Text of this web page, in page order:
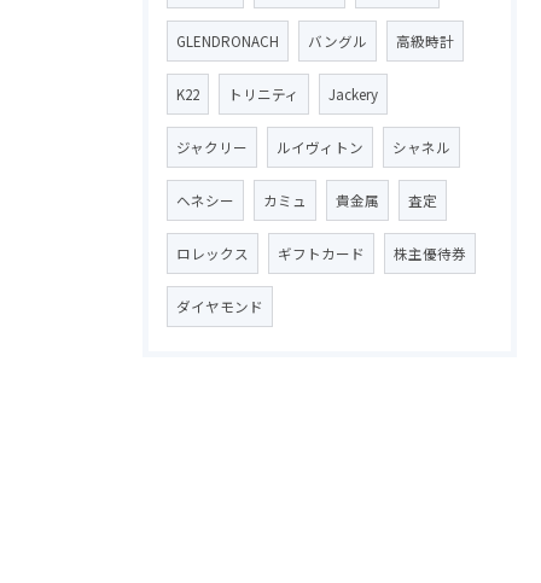
GLENDRONACH バングル 高級時計
K22 トリニティ Jackery
ジャクリー ルイヴィトン シャネル
ヘネシー カミュ 貴金属 査定
ロレックス ギフトカード 株主優待券
ダイヤモンド